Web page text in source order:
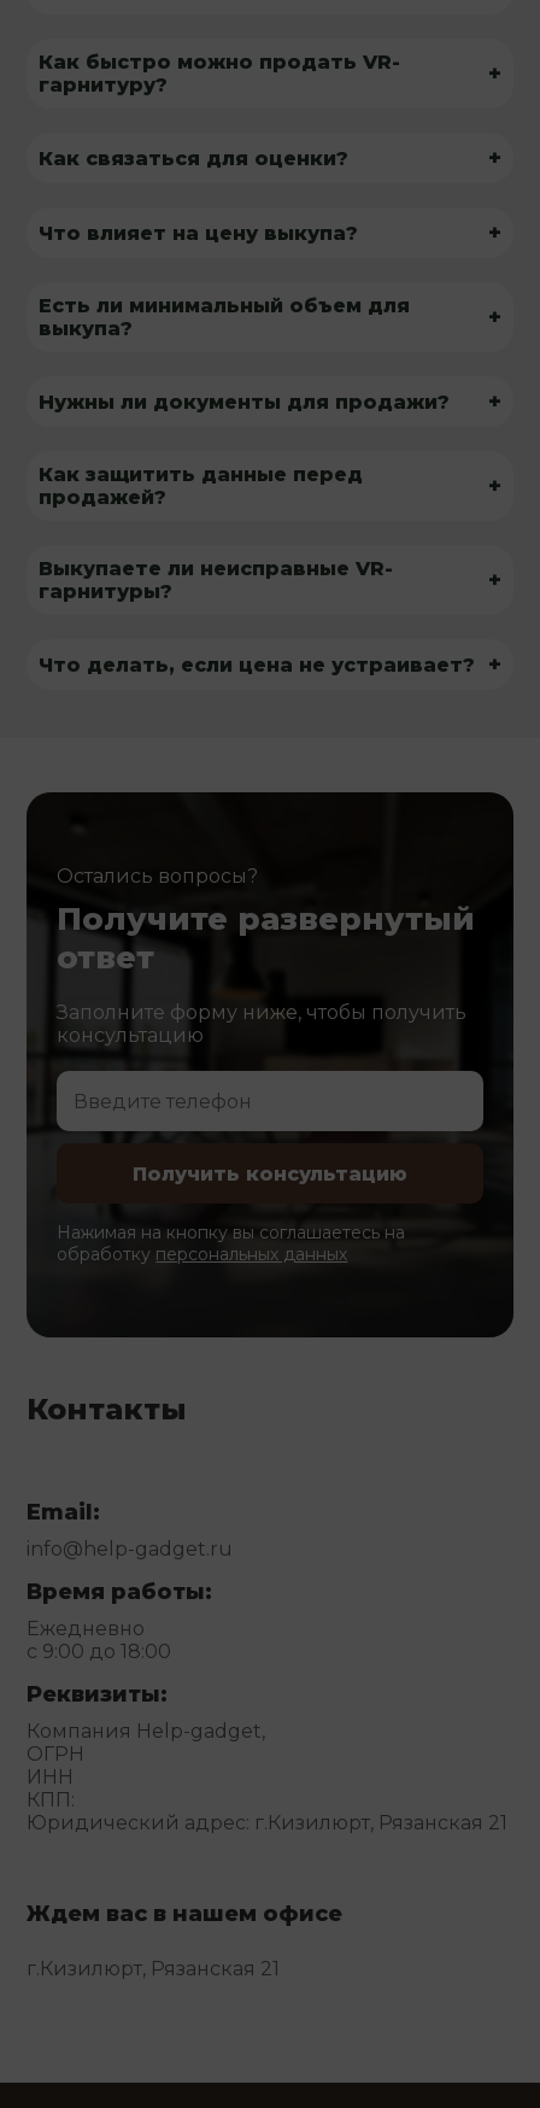
Как быстро можно продать VR-
гарнитуру?
+
Как связаться для оценки? +
Что влияет на цену выкупа? +
Есть ли минимальный объем для
выкупа?
+
Нужны ли документы для продажи? +
Как защитить данные перед
продажей?
+
Выкупаете ли неисправные VR-
гарнитуры?
+
Что делать, если цена не устраивает? +
Остались вопросы?
Получите развернутый
ответ
Заполните форму ниже, чтобы получить
консультацию
Нажимая на кнопку вы соглашаетесь на
обработку персональных данных
Контакты
Email:
info@help-gadget.ru
Время работы:
Ежедневно
с 9:00 до 18:00
Реквизиты:
Компания Help-gadget,
ОГРН
ИНН
КПП:
Юридический адрес: г.Кизилюрт, Рязанская 21
Ждем вас в нашем офисе
г.Кизилюрт, Рязанская 21